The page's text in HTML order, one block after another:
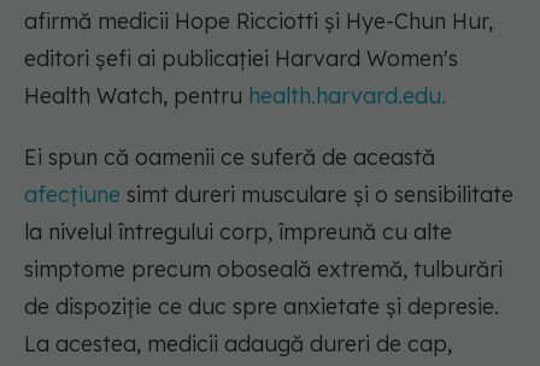
afirmă medicii Hope Ricciotti și Hye-Chun Hur,
editori șefi ai publicației Harvard Women's
Health Watch, pentru health.harvard.edu.
Ei spun că oamenii ce suferă de această
afecțiune simt dureri musculare și o sensibilitate
la nivelul întregului corp, împreună cu alte
simptome precum oboseală extremă, tulburări
de dispoziție ce duc spre anxietate și depresie.
La acestea, medicii adaugă dureri de cap,